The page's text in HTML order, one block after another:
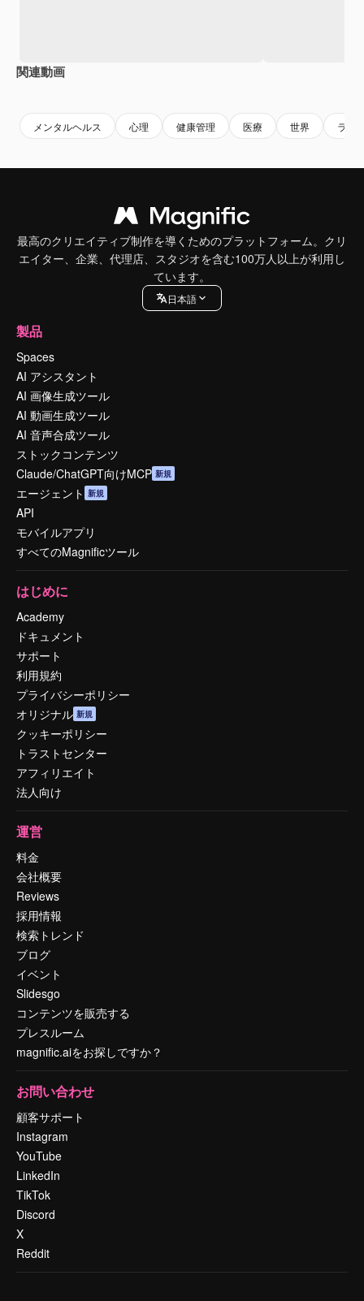
関連動画
メンタルヘルス 心理 健康管理 医療 世界 ラン
最高のクリエイティブ制作を導くためのプラットフォーム。クリ
エイター、企業、代理店、スタジオを含む100万人以上が利用し
ています。
日本語
製品
Spaces
AI アシスタント
AI 画像生成ツール
AI 動画生成ツール
AI 音声合成ツール
ストックコンテンツ
Claude/ChatGPT向けMCP 新規
エージェント 新規
API
モバイルアプリ
すべてのMagnificツール
はじめに
Academy
ドキュメント
サポート
利用規約
プライバシーポリシー
オリジナル 新規
クッキーポリシー
トラストセンター
アフィリエイト
法人向け
運営
料金
会社概要
Reviews
採用情報
検索トレンド
ブログ
イベント
Slidesgo
コンテンツを販売する
プレスルーム
magnific.aiをお探しですか？
お問い合わせ
顧客サポート
Instagram
YouTube
LinkedIn
TikTok
Discord
X
Reddit